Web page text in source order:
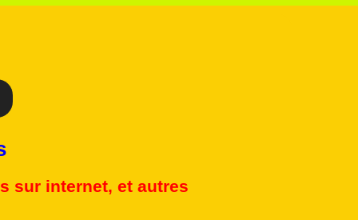
sur internet, et autres